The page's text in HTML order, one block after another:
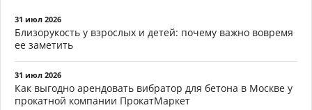
31 июл 2026
Близорукость у взрослых и детей: почему важно вовремя
ее заметить
31 июл 2026
Как выгодно арендовать вибратор для бетона в Москве у
прокатной компании ПрокатМаркет